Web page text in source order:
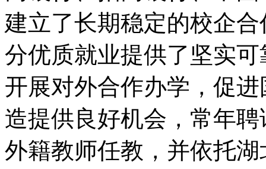
建立了长期稳定的校企
分优质就业提供了坚实
开展对外合作办学，促
造提供良好机会，常年
外籍教师任教，并依托